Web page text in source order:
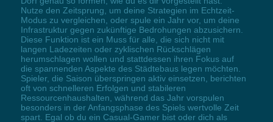
Nutze den Zeitsprung, um deine Strategien im Echtzeit-
Modus zu vergleichen, oder spule ein Jahr vor, um deine
Infrastruktur gegen zukünftige Bedrohungen abzusichern.
Diese Funktion ist ein Muss für alle, die sich nicht mit
langen Ladezeiten oder zyklischen Rückschlägen
herumschlagen wollen und stattdessen ihren Fokus auf
die spannenden Aspekte des Städtebaus legen möchten.
Spieler, die Saison überspringen aktiv einsetzen, berichten
oft von schnelleren Erfolgen und stabileren
Ressourcenhaushalten, während das Jahr vorspulen
besonders in der Anfangsphase des Spiels wertvolle Zeit
spart. Egal ob du ein Casual-Gamer bist oder dich als